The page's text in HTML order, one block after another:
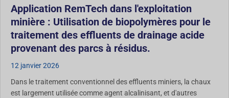
Application RemTech dans l'exploitation
minière : Utilisation de biopolymères pour le
traitement des effluents de drainage acide
provenant des parcs à résidus.
12 janvier 2026
Dans le traitement conventionnel des effluents miniers, la chaux
est largement utilisée comme agent alcalinisant, et d'autres